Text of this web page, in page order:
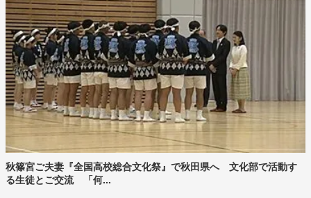
秋篠宮ご夫妻『全国高校総合文化祭』で秋田県へ 文化部で活動す
る生徒とご交流 「何...